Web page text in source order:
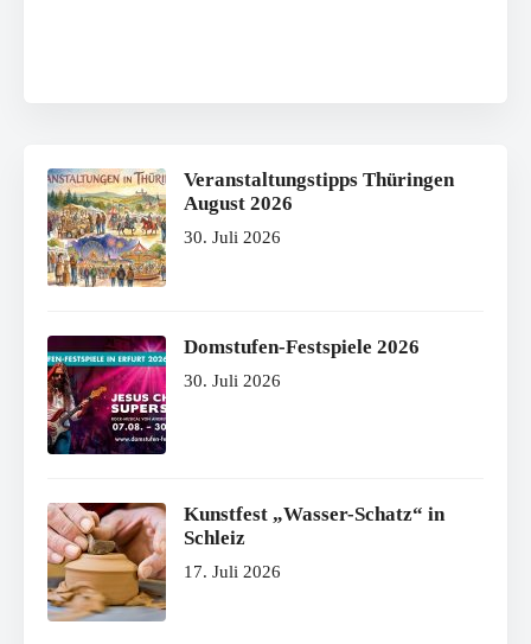
Veranstaltungstipps Thüringen
August 2026
30. Juli 2026
Domstufen-Festspiele 2026
30. Juli 2026
Kunstfest „Wasser-Schatz“ in
Schleiz
17. Juli 2026